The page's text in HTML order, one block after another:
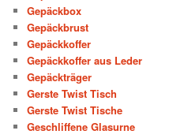
Gepäckbox
Gepäckbrust
Gepäckkoffer
Gepäckkoffer aus Leder
Gepäckträger
Gerste Twist Tisch
Gerste Twist Tische
Geschliffene Glasurne